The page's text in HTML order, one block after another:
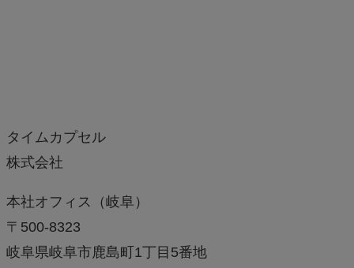
タイムカプセル
株式会社
本社オフィス（岐阜）
〒500-8323
岐阜県岐阜市鹿島町1丁目5番地